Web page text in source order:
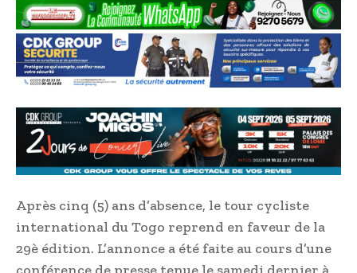
Après cinq (5) ans d’absence, le tour cycliste
international du Togo reprend en faveur de la
29è édition. L’annonce a été faite au cours d’une